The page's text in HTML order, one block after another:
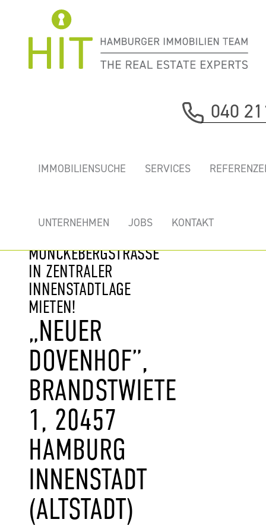
040
IMMOBILIENSUCHE SERVICES
UNTERNEHMEN JOBS KONTAKT
„NEUER
BÜROS ZWISCHEN
MÖNCKEBERGSTRASSE I
N ZENTRALER I
NNENSTADTLAGE M
IETEN!
„NEUER
DOVENHOF”,
BRANDSTWIETE
1, 20457
HAMBURG
INNENSTADT
(ALTSTADT)